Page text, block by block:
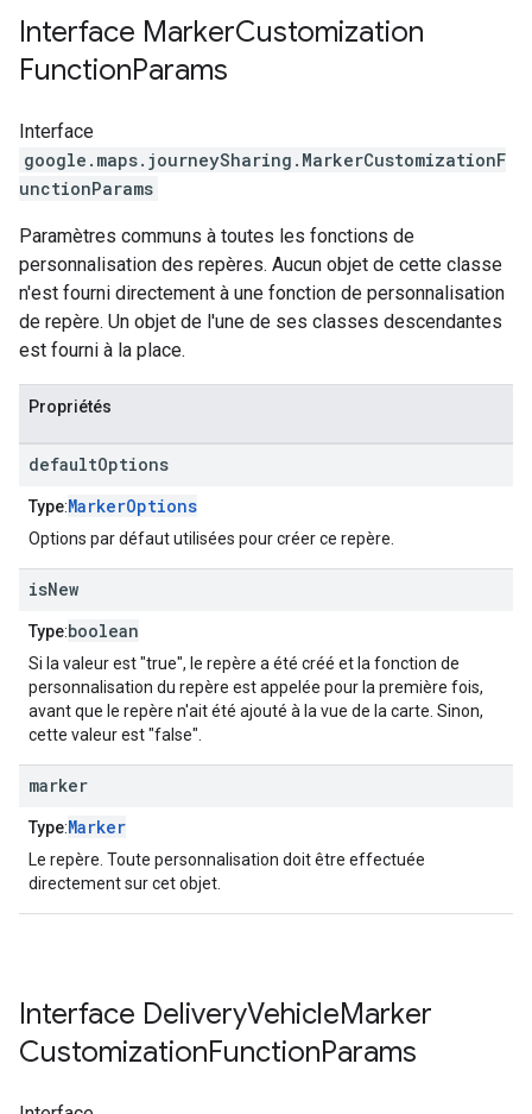
Interface MarkerCustomization
FunctionParams
Interface
google.maps.journeySharing . MarkerCustomizationF
unctionParams
Paramètres communs à toutes les fonctions de
personnalisation des repères. Aucun objet de cette classe
n'est fourni directement à une fonction de personnalisation
de repère. Un objet de l'une de ses classes descendantes
est fourni à la place.
Propriétés
defaultOptions
Type:MarkerOptions
Options par défaut utilisées pour créer ce repère.
isNew
Type:boolean
Si la valeur est "true", le repère a été créé et la fonction de
personnalisation du repère est appelée pour la première fois,
avant que le repère n'ait été ajouté à la vue de la carte. Sinon,
cette valeur est "false".
marker
Type:Marker
Le repère. Toute personnalisation doit être effectuée
directement sur cet objet.
Interface DeliveryVehicleMarker
CustomizationFunctionParams